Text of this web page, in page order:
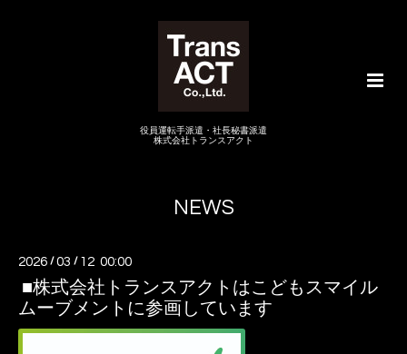
役員運転手派遣・社長秘書派遣
株式会社トランスアクト
NEWS
2026 /03 / 12 00:00
■株式会社トランスアクトはこどもスマイル
ムーブメントに参画しています